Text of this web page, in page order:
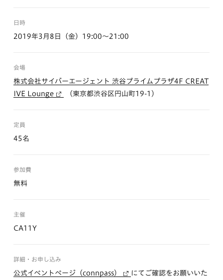
日時
2019年3月8日（金）19:00〜21:00
会場
株式会社サイバーエージェント 渋谷プライムプラザ4F CREAT
IVE Lounge
（東京都渋谷区円山町19-1）
定員
45名
参加費
無料
主催
CA11Y
詳細・お申し込み
公式イベントページ（connpass）
にてご確認をお願いいた